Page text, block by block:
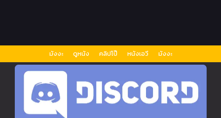
มังงะ ดูหนัง คลิปโป๊ หนังเอวี มังงะ